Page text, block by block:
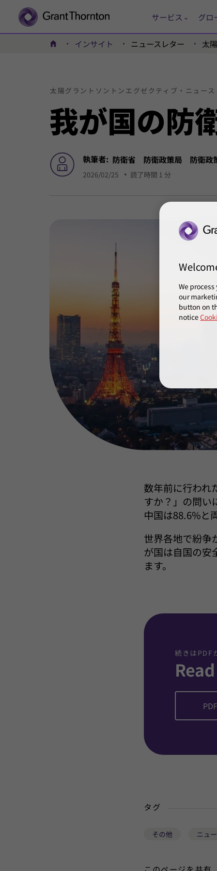
サービス グロ
ホーム インサイト ニュースレター 太
我が国の防
太陽グラントソントン エグゼクティブ・ ニュース
執筆者: 防衛省 防衛政策局 防衛政
2026/02/25 読了時間 1 分
数年前に行われ
すか？」の問い
中国は88.6%と
世界各地で紛争
が国は自国の安
ます。
続きはPDF
タグ
その他 ニュ
We
our
button on
notice